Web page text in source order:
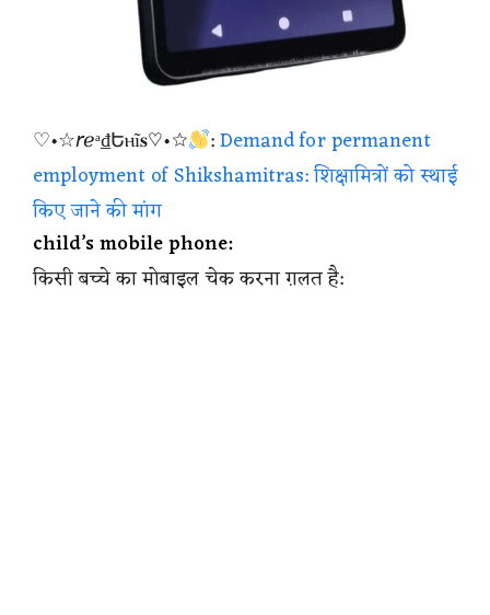
♡•☆𝘳ℯᵃ₫Եⲏĩ𝐬♡•☆ :Demand for permanent
employment of Shikshamitras: शिक्षामित्रों को स्थाई
किए जाने की मांग
child’s mobile phone:
किसी बच्चे का मोबाइल चेक करना ग़लत है: